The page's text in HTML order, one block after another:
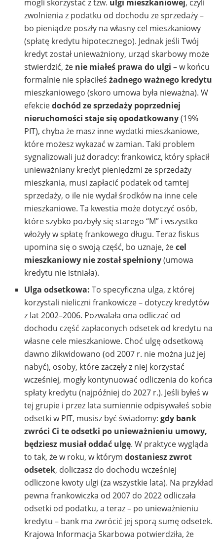
mogli skorzystać z tzw. ulgi mieszkaniowej, czyli
zwolnienia z podatku od dochodu ze sprzedaży –
bo pieniądze poszły na własny cel mieszkaniowy
(spłatę kredytu hipotecznego). Jednak jeśli Twój
kredyt został unieważniony, urząd skarbowy może
stwierdzić, że nie miałeś prawa do ulgi – w końcu
formalnie nie spłaciłeśżadnego ważnego kredytu
mieszkaniowego (skoro umowa była nieważna). W
efekciedochód ze sprzedaży poprzedniej
nieruchomości staje się opodatkowany(19%
PIT), chyba że masz inne wydatki mieszkaniowe,
które możesz wykazać w zamian. Taki problem
sygnalizowali już doradcy: frankowicz, który spłacił
unieważniany kredyt pieniędzmi ze sprzedaży
mieszkania, musi zapłacić podatek od tamtej
sprzedaży, o ile nie wydał środków na inne cele
mieszkaniowe. Ta kwestia może dotyczyć osób,
które szybko pozbyły się starego “M” i wszystko
włożyły w spłatę frankowego długu. Teraz fiskus
upomina się o swoją część, bo uznaje, żecel
mieszkaniowy nie został spełniony(umowa
kredytu nie istniała).
Ulga odsetkowa: To specyficzna ulga, z której
korzystali nieliczni frankowicze – dotyczy kredytów
z lat 2002–2006. Pozwalała ona odliczać od
dochodu część zapłaconych odsetek od kredytu na
własne cele mieszkaniowe. Choć ulgę odsetkową
dawno zlikwidowano (od 2007 r. nie można już jej
nabyć), osoby, które zaczęły z niej korzystać
wcześniej, mogły kontynuować odliczenia do końca
spłaty kredytu (najpóźniej do 2027 r.). Jeśli byłeś w
tej grupie i przez lata sumiennie odpisywałeś sobie
odsetki w PIT, musisz być świadomy:gdy bank
zwróci Ci te odsetki po unieważnieniu umowy,
będziesz musiał oddać ulgę. W praktyce wygląda
to tak, że w roku, w którymdostaniesz zwrot
odsetek, doliczasz do dochodu wcześniej
odliczone kwoty ulgi (za wszystkie lata). Na przykład
pewna frankowiczka od 2007 do 2022 odliczała
odsetki od podatku, a teraz – po unieważnieniu
kredytu – bank ma zwrócić jej sporą sumę odsetek.
Krajowa Informacja Skarbowa potwierdziła, że